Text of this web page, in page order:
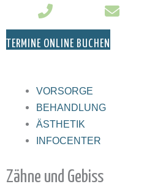
TERMINE ONLINE BUCHEN
VORSORGE
BEHANDLUNG
ÄSTHETIK
INFOCENTER
Zähne und Gebiss